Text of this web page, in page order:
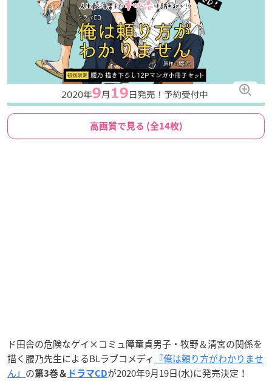
高画質で見る (全14枚)
ド田舎の危険なゲイ×コミュ障童貞男子・牧野＆清宮の関係を
描く腰乃先生によるBLラブコメディ 『俺は頼り方がわかりませ
ん』 の第3巻＆ ドラマCDが2020年9月19日(水)に発売決定！